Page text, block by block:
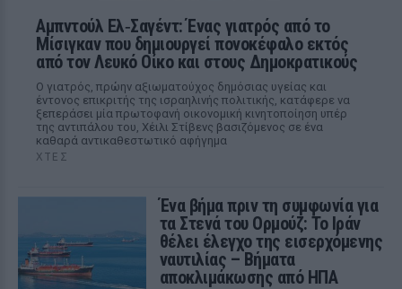
Αμπντούλ Ελ‑Σαγέντ: Ένας γιατρός από το
Μίσιγκαν που δημιουργεί πονοκέφαλο εκτός
από τον Λευκό Οίκο και στους Δημοκρατικούς
Ο γιατρός, πρώην αξιωματούχος δημόσιας υγείας και
έντονος επικριτής της ισραηλινής πολιτικής, κατάφερε να
ξεπεράσει μία πρωτοφανή οικονομική κινητοποίηση υπέρ
της αντιπάλου του, Χέιλι Στίβενς βασιζόμενος σε ένα
καθαρά αντικαθεστωτικό αφήγημα
ΧΤΕΣ
Ένα βήμα πριν τη συμφωνία για
τα Στενά του Ορμούζ: Το Ιράν
θέλει έλεγχο της εισερχόμενης
ναυτιλίας – Βήματα
αποκλιμάκωσης από ΗΠΑ